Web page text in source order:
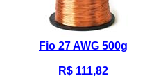
Fio 27 AWG 500g
R$ 111,82